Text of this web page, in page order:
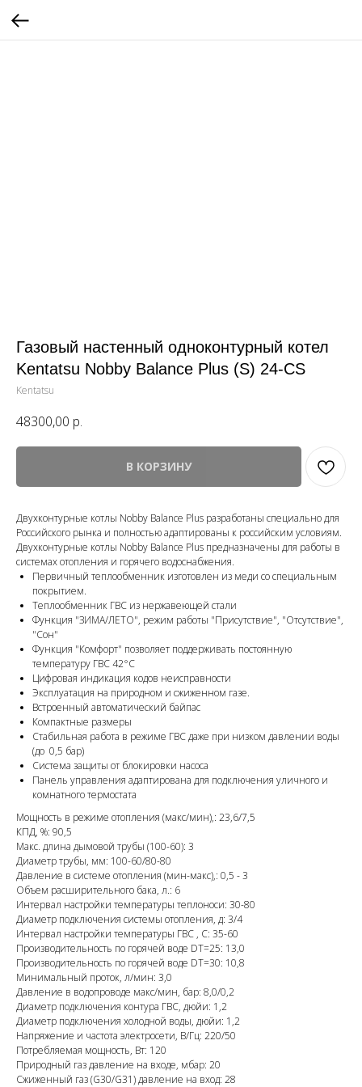
Газовый настенный одноконтурный котел
Kentatsu Nobby Balance Plus (S) 24-CS
Kentatsu
48300,00 р.
В КОРЗИНУ
Двухконтурные котлы Nobby Balance Plus разработаны специально для
Российского рынка и полностью адаптированы к российским условиям.
Двухконтурные котлы Nobby Balance Plus предназначены для работы в
системах отопления и горячего водоснабжения.
Первичный теплообменник изготовлен из меди со специальным
покрытием.
Теплообменник ГВС из нержавеющей стали
Функция "ЗИМА/ЛЕТО", режим работы "Присутствие", "Отсутствие",
"Сон"
Функция "Комфорт" позволяет поддерживать постоянную
температуру ГВС 42°С
Цифровая индикация кодов неисправности
Эксплуатация на природном и сжиженном газе.
Встроенный автоматический байпас
Компактные размеры
Стабильная работа в режиме ГВС даже при низком давлении воды
(до 0,5 бар)
Система защиты от блокировки насоса
Панель управления адаптирована для подключения уличного и
комнатного термостата
Мощность в режиме отопления (макс/мин),: 23,6/7,5
КПД, %: 90,5
Макс. длина дымовой трубы (100-60): 3
Диаметр трубы, мм: 100-60/80-80
Давление в системе отопления (мин-макс),: 0,5 - 3
Объем расширительного бака, л.: 6
Интервал настройки температуры теплоноси: 30-80
Диаметр подключения системы отопления, д: 3/4
Интервал настройки температуры ГВС , С: 35-60
Производительность по горячей воде DT=25: 13,0
Производительность по горячей воде DT=30: 10,8
Минимальный проток, л/мин: 3,0
Давление в водопроводе макс/мин, бар: 8,0/0,2
Диаметр подключения контура ГВС, дюйи: 1,2
Диаметр подключения холодной воды, дюйи: 1,2
Напряжение и частота электросети, B/Гц: 220/50
Потребляемая мощность, Вт: 120
Природный газ давление на входе, мбар: 20
Сжиженный газ (G30/G31) давление на вход: 28